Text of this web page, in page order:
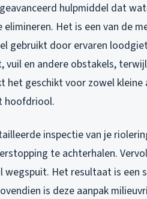
hulpmiddel dat
Het is een van de
gebruikt door ervaren
en andere obstakels,
het geschikt voor zowel kleine
hoofdriool.
inspectie van je
te achterhalen.
wegspuit. Het resultaat is een
is deze aanpak